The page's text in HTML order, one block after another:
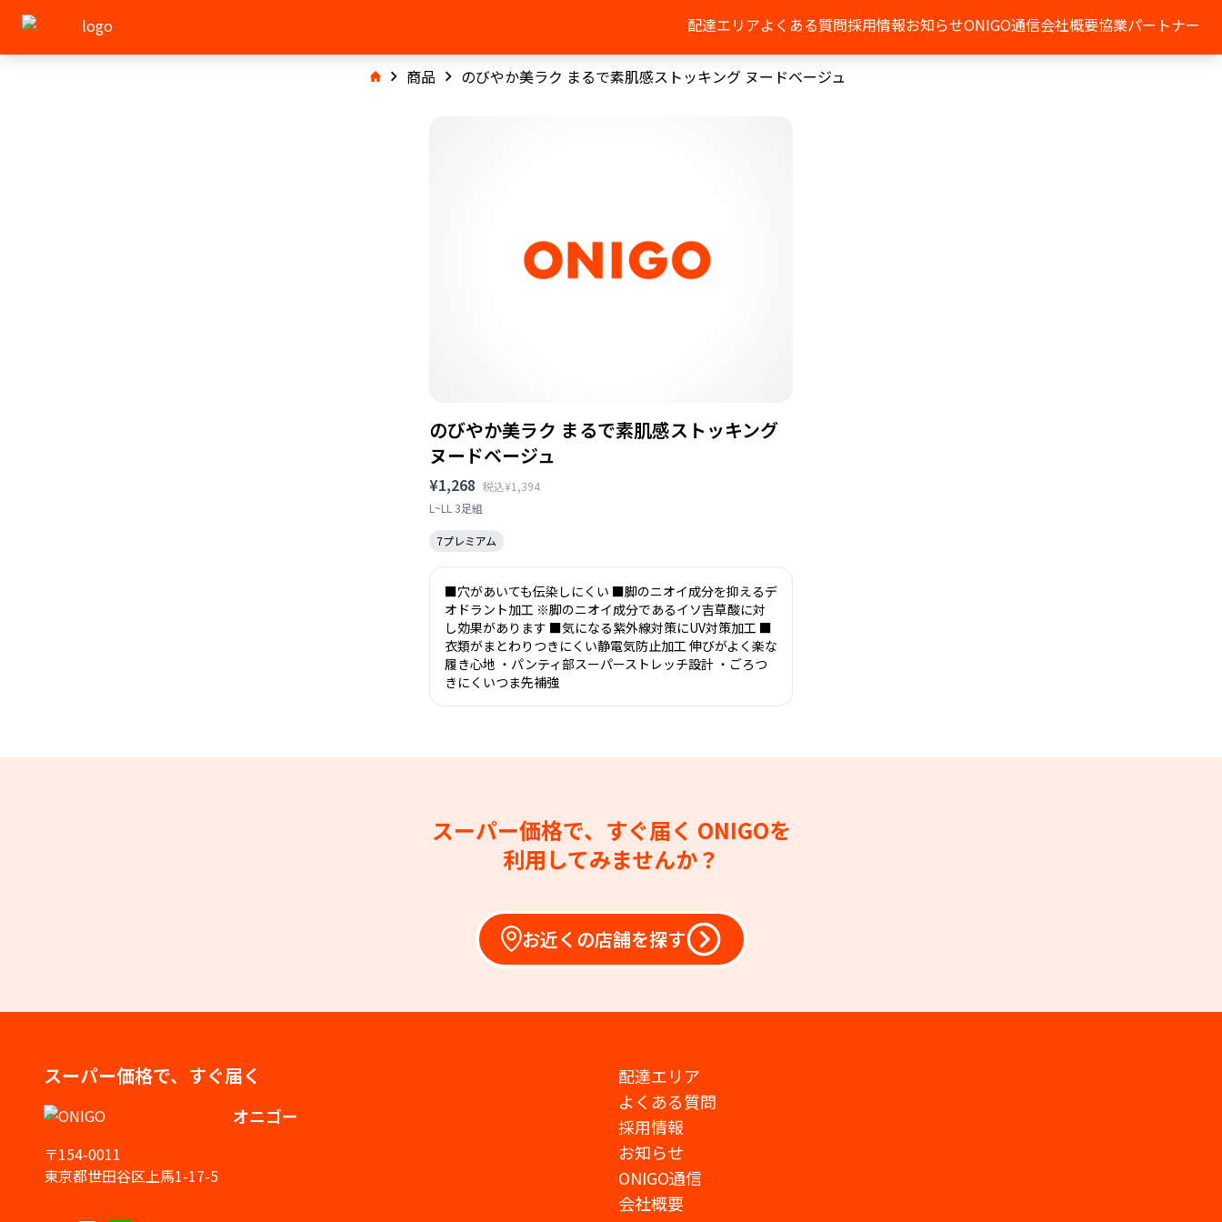
配達エリアよくある質問採用情報お知らせONIGO通信会社概要協業パートナー
商品 のびやか美ラク まるで素肌感ストッキング ヌードベージュ
のびやか美ラク まるで素肌感ストッキング
ヌードベージュ
¥1,268 税込¥1,394
L~LL 3足組
7プレミアム
■穴があいても伝染しにくい ■脚のニオイ成分を抑えるデ
オドラント加工 ※脚のニオイ成分であるイソ吉草酸に対
し効果があります ■気になる紫外線対策にUV対策加工 ■
衣類がまとわりつきにくい静電気防止加工 伸びがよく楽な
履き心地 ・パンティ部スーパーストレッチ設計 ・ごろつ
きにくいつま先補強
スーパー価格で、すぐ届く ONIGOを
利用してみませんか？
お近くの店舗を探す
スーパー価格で、すぐ届く
オニゴー
〒154-0011
東京都世田谷区上馬1-17-5
配達エリア
よくある質問
採用情報
お知らせ
ONIGO通信
会社概要